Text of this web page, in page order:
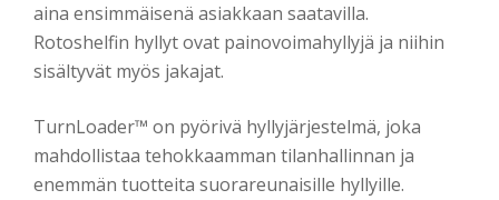
aina ensimmäisenä asiakkaan saatavilla.
Rotoshelfin hyllyt ovat painovoimahyllyjä ja niihin
sisältyvät myös jakajat.
TurnLoader™ on pyörivä hyllyjärjestelmä, joka
mahdollistaa tehokkaamman tilanhallinnan ja
enemmän tuotteita suorareunaisille hyllyille.